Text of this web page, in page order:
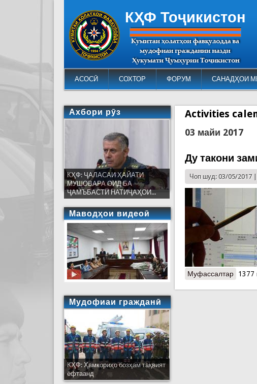
КҲФ Тоҷикистон
АСОСӢ СОХТОР ФОРУМ САНАДҲОИ
Activities
03 майи 2017
Ду такони
Чоп шуд: 03/05/2017 |
Муфассалтар о Ду
1377
Ахбори рӯз
КҲФ: ҶАЛАСАИ ҲАЙАТИ
МУШОВАРА ОИД БА
ҶАМЪБАСТИ НАТИҶАҲОИ...
Маводҳои видеоӣ
Мудофиаи гражданӣ
КҲФ: Ҳамкориҳо бозҳам тақвият
ёфтаанд